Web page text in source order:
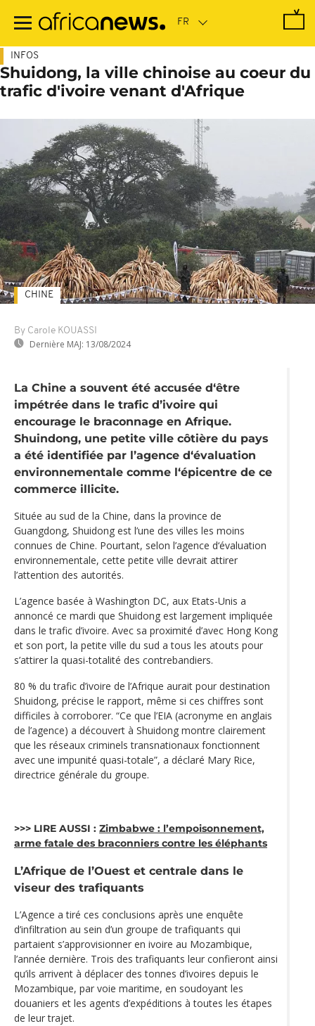
contenu
INFOS
Shuidong, la ville chinoise au coeur du
trafic d'ivoire venant d'Afrique
By Carole KOUASSI
Dernière MAJ: 13/08/2024
CHINE
La Chine a souvent été accusée d‘être
impétrée dans le trafic d’ivoire qui
encourage le braconnage en Afrique.
Shuindong, une petite ville côtière du pays
a été identifiée par l’agence d‘évaluation
environnementale comme l‘épicentre de ce
commerce illicite.
Située au sud de la Chine, dans la province de
Guangdong, Shuidong est l’une des villes les moins
connues de Chine. Pourtant, selon l’agence d‘évaluation
environnementale, cette petite ville devrait attirer
l’attention des autorités.
L’agence basée à Washington DC, aux Etats-Unis a
annoncé ce mardi que Shuidong est largement impliquée
dans le trafic d’ivoire. Avec sa proximité d’avec Hong Kong
et son port, la petite ville du sud a tous les atouts pour
s’attirer la quasi-totalité des contrebandiers.
80 % du trafic d’ivoire de l’Afrique aurait pour destination
Shuidong, précise le rapport, même si ces chiffres sont
difficiles à corroborer. “Ce que l’EIA (acronyme en anglais
de l’agence) a découvert à Shuidong montre clairement
que les réseaux criminels transnationaux fonctionnent
avec une impunité quasi-totale”, a déclaré Mary Rice,
directrice générale du groupe.
>>> LIRE AUSSI : Zimbabwe : l’empoisonnement,
arme fatale des braconniers contre les éléphants
L’Afrique de l’Ouest et centrale dans le
viseur des trafiquants
L’Agence a tiré ces conclusions après une enquête
d’infiltration au sein d’un groupe de trafiquants qui
partaient s’approvisionner en ivoire au Mozambique,
l’année dernière. Trois des trafiquants leur confieront ainsi
qu’ils arrivent à déplacer des tonnes d’ivoires depuis le
Mozambique, par voie maritime, en soudoyant les
douaniers et les agents d’expéditions à toutes les étapes
de leur trajet.